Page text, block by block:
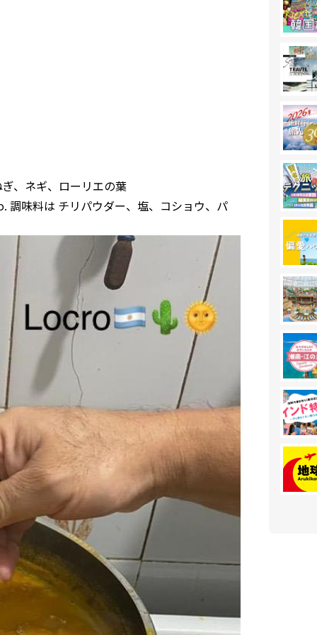
、ネギ、ローリエの葉
味料は チリパウダー、塩、コショウ、パ